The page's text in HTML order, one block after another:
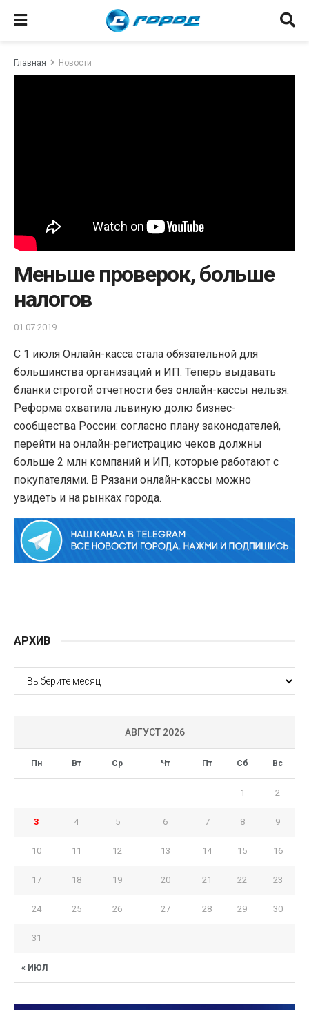
Главная Новости
Меньше проверок, больше
налогов
01.07.2019
С 1 июля Онлайн-касса стала обязательной для
большинства организаций и ИП. Теперь выдавать
бланки строгой отчетности без онлайн-кассы нельзя.
Реформа охватила львиную долю бизнес-
сообщества России: согласно плану законодателей,
перейти на онлайн-регистрацию чеков должны
больше 2 млн компаний и ИП, которые работают с
покупателями. В Рязани онлайн-кассы можно
увидеть и на рынках города.
АРХИВ
АРХИВ
АВГУСТ 2026
Пн Вт Ср Чт Пт Сб Вс
« ИЮЛ
1 2
3 4 5 6 7 8 9
10 11 12 13 14 15 16
17 18 19 20 21 22 23
24 25 26 27 28 29 30
31